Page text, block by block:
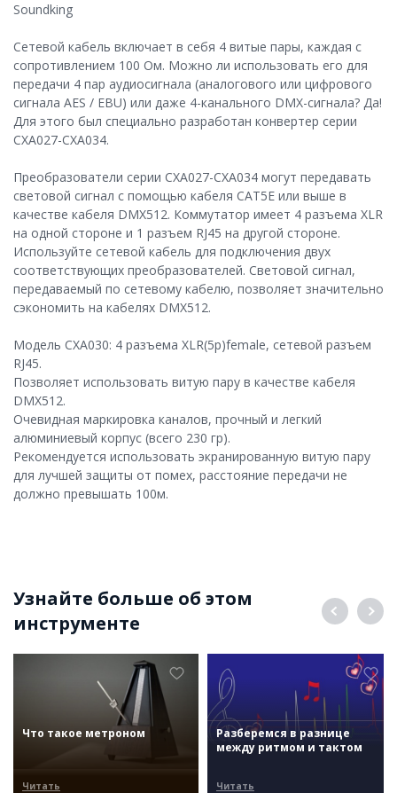
Soundking
Сетевой кабель включает в себя 4 витые пары, каждая с
сопротивлением 100 Ом. Можно ли использовать его для
передачи 4 пар аудиосигнала (аналогового или цифрового
сигнала AES / EBU) или даже 4-канального DMX-сигнала? Да!
Для этого был специально разработан конвертер серии
CXA027-CXA034.
Преобразователи серии CXA027-CXA034 могут передавать
световой сигнал с помощью кабеля CAT5E или выше в
качестве кабеля DMX512. Коммутатор имеет 4 разъема XLR
на одной стороне и 1 разъем RJ45 на другой стороне.
Используйте сетевой кабель для подключения двух
соответствующих преобразователей. Световой сигнал,
передаваемый по сетевому кабелю, позволяет значительно
сэкономить на кабелях DMX512.
Модель CXA030: 4 разъема XLR(5p)female, сетевой разъем
RJ45.
Позволяет использовать витую пару в качестве кабеля
DMX512.
Очевидная маркировка каналов, прочный и легкий
алюминиевый корпус (всего 230 гр).
Рекомендуется использовать экранированную витую пару
для лучшей защиты от помех, расстояние передачи не
должно превышать 100м.
Узнайте больше об этом
инструменте
Что такое метроном
Читать
Разберемся в разнице
между ритмом и тактом
Читать